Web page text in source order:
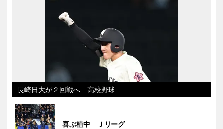
長崎日大が２回戦へ 高校野球
喜ぶ植中 Ｊリーグ